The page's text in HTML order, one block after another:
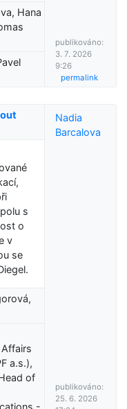
Hana
publikováno:
3. 7. 2026
9:26
permalink
s
o
v
se
a.s.),
of
-
Nadia
Barcalova
publikováno:
25. 6. 2026